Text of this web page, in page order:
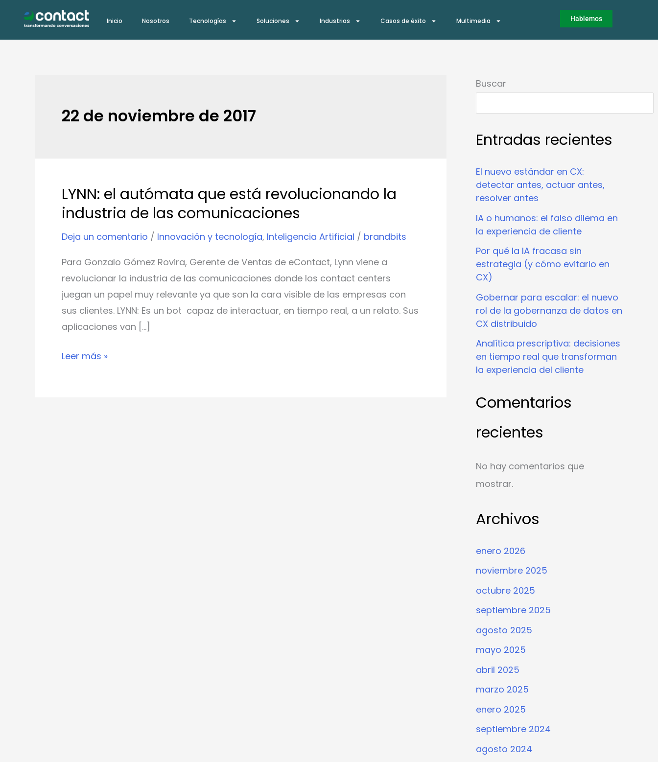
contenido
Inicio Nosotros Tecnologías Soluciones Industrias Casos de éxito Multimedia Hablemos
22 de noviembre de 2017
LYNN: el autómata que está revolucionando la
industria de las comunicaciones
Deja un comentario / Innovación y tecnología, Inteligencia Artificial / brandbits
Para Gonzalo Gómez Rovira, Gerente de Ventas de eContact, Lynn viene a
revolucionar la industria de las comunicaciones donde los contact centers
juegan un papel muy relevante ya que son la cara visible de las empresas con
sus clientes. LYNN: Es un bot capaz de interactuar, en tiempo real, a un relato. Sus
aplicaciones van […]
LYNN:
el
que
está
revolucionando
la
industria
de
comunicaciones
Leer más »
Buscar
Entradas recientes
El nuevo estándar en CX:
detectar antes, actuar antes,
resolver antes
IA o humanos: el falso dilema en
la experiencia de cliente
Por qué la IA fracasa sin
estrategia (y cómo evitarlo en
CX)
Gobernar para escalar: el nuevo
rol de la gobernanza de datos en
CX distribuido
Analítica prescriptiva: decisiones
en tiempo real que transforman
la experiencia del cliente
Comentarios
recientes
No hay comentarios que
mostrar.
Archivos
enero 2026
noviembre 2025
octubre 2025
septiembre 2025
agosto 2025
mayo 2025
abril 2025
marzo 2025
enero 2025
septiembre 2024
agosto 2024